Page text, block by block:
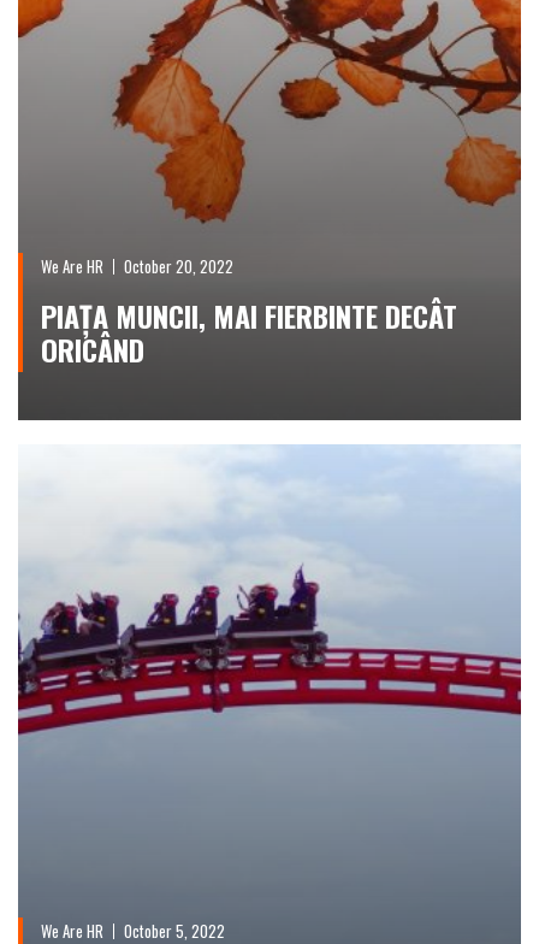
We Are HR October 20, 2022
PIAȚA MUNCII, MAI FIERBINTE DECÂT
ORICÂND
We Are HR October 5, 2022